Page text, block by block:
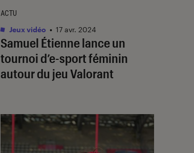
Samuel Étienne lance un
tournoi d’e-sport féminin
autour du jeu Valorant
ACTU
Jeux vidéo • 17 avr. 2024